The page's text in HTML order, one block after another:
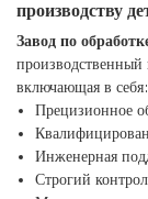
производству
Завод по
производственный
включающая в себя:
Прецизионное
Инженерная
Строгий